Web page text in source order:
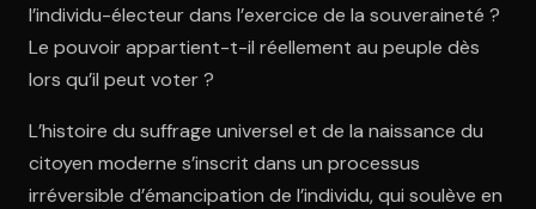
l’individu-électeur dans l’exercice de la souveraineté ?
Le pouvoir appartient-t-il réellement au peuple dès
lors qu’il peut voter ?
L’histoire du suffrage universel et de la naissance du
citoyen moderne s’inscrit dans un processus
irréversible d’émancipation de l’individu, qui soulève en